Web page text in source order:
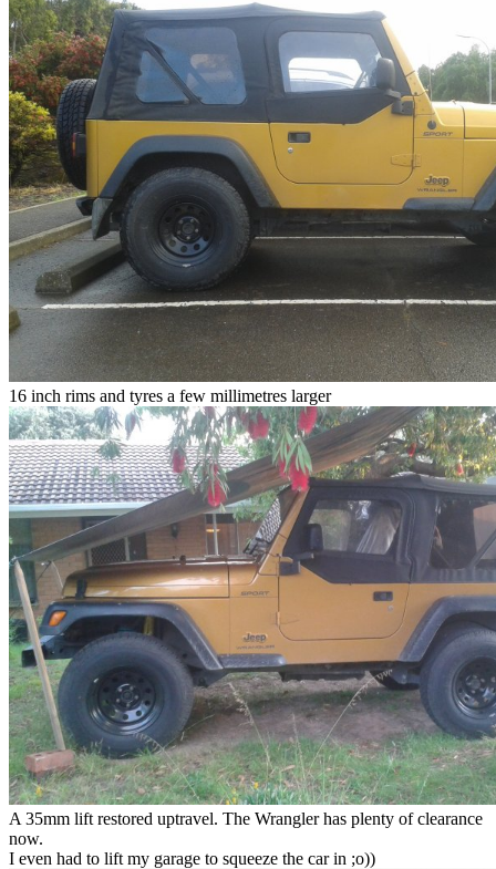
16 inch rims and tyres a few millimetres larger
A 35mm lift restored uptravel. The Wrangler has plenty of clearance
now.
I even had to lift my garage to squeeze the car in ;o))